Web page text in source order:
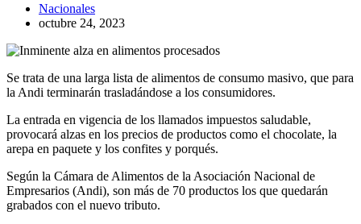
Nacionales
octubre 24, 2023
Se trata de una larga lista de alimentos de consumo masivo, que para
la Andi terminarán trasladándose a los consumidores.
La entrada en vigencia de los llamados impuestos saludable,
provocará alzas en los precios de productos como el chocolate, la
arepa en paquete y los confites y porqués.
Según la Cámara de Alimentos de la Asociación Nacional de
Empresarios (Andi), son más de 70 productos los que quedarán
grabados con el nuevo tributo.